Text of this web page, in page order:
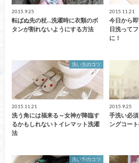
2015.9.25
転ばぬ先の杖…洗濯時に衣類のボ
タンが割れないようにする方法
2015.11.21
今日から
日洗って
に！
洗い方のコツ
2015.11.21
洗う角には福来る～女神が降臨す
るかもしれないトイレマット洗濯
法
2015.9.25
手洗い必
ングコー
洗い方のコツ